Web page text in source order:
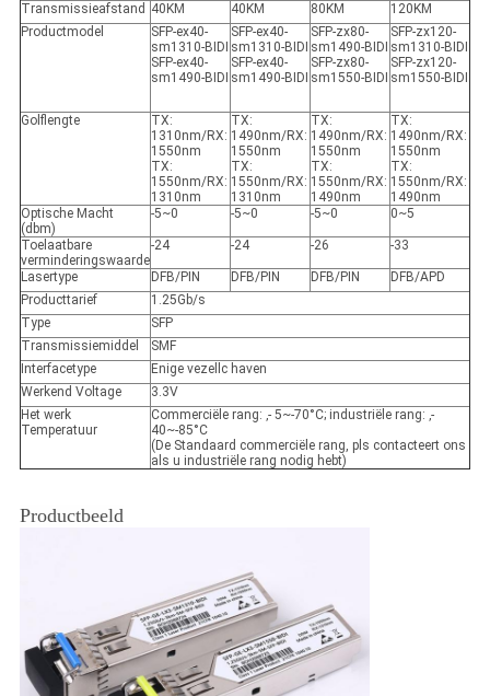
Transmissieafstand 40KM 40KM 80KM
120KM
Productmodel
SFP-ex40-
sm1310-BIDI
SFP-ex40-
sm1490-BIDI
SFP-ex40-
sm1310-BIDI
SFP-ex40-
sm1490-BIDI
SFP-zx80-
sm1490-BIDI
SFP-zx80-
sm1550-BIDI
SFP-zx120-
sm1310-BIDI
SFP-zx120-
sm1550-BIDI
Golflengte
TX:
1310nm/RX:
1550nm
TX:
1550nm/RX:
1310nm
TX:
1490nm/RX:
1550nm
TX:
1550nm/RX:
1310nm
TX:
1490nm/RX:
1550nm
TX:
1550nm/RX:
1490nm
TX:
1490nm/RX:
1550nm
TX:
1550nm/RX:
1490nm
Optische Macht
(dbm)
-5~0 -5~0 -5~0 0~5
Toelaatbare
verminderingswaarde
-24 -24 -26 -33
Lasertype DFB/PIN DFB/PIN DFB/PIN
DFB/APD
Producttarief
1.25Gb/s
Type
SFP
Transmissiemiddel
SMF
Interfacetype
Enige vezellc haven
Werkend Voltage
3.3V
Het werk
Temperatuur
Commerciële rang: ‚- 5~-70°C; industriële rang: ‚-
40~-85°C
(De Standaard commerciële rang, pls contacteert ons
als u industriële rang nodig hebt)
Productbeeld